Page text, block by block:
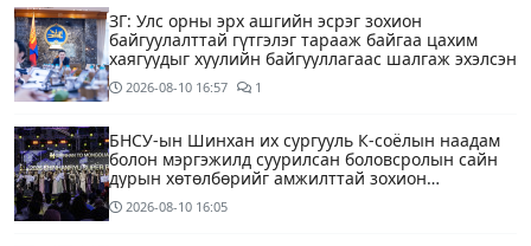
ЗГ: Улс орны эрх ашгийн эсрэг зохион
байгуулалттай гүтгэлэг тарааж байгаа цахим
хаягуудыг хуулийн байгууллагаас шалгаж эхэлсэн
2026-08-10 16:57 1
БНСУ-ын Шинхан их сургууль К-соёлын наадам
болон мэргэжилд суурилсан боловсролын сайн
дурын хөтөлбөрийг амжилттай зохион
байгууллаа
2026-08-10 16:05